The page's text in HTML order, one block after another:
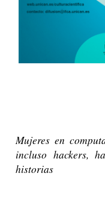
Mujeres en
incluso hackers,
historias